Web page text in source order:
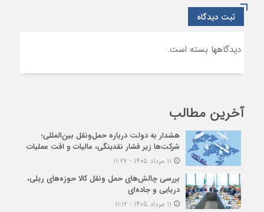
ثبت دیدگاه
دیدگاهها بسته است.
آخرین مطالب
هشدار به دولت درباره حمل‌ونقل بین‌المللی؛
شرکت‌ها زیر فشار نقدینگی، مالیات و افت عملیات
بررسی چالش‌های حمل ونقل کالا حوزه‌های ریلی،
دریایی و جاده‌ای